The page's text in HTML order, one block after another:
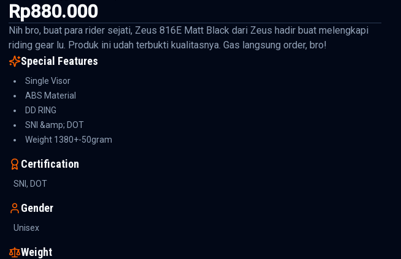
Rp880.000
Nih bro, buat para rider sejati, Zeus 816E Matt Black dari Zeus hadir buat melengkapi
riding gear lu. Produk ini udah terbukti kualitasnya. Gas langsung order, bro!
Special Features
Single Visor
ABS Material
DD RING
SNI &amp; DOT
Weight 1380+-50gram
Certification
SNI, DOT
Gender
Unisex
Weight